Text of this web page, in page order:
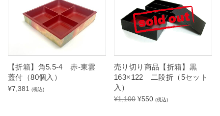
【折箱】角5.5-4 赤-東雲
蓋付（80個入）
¥7,381 (税込)
売り切り商品【折箱】黒
163×122 二段折（5セット
入）
¥1,100 元
¥550現(税込)